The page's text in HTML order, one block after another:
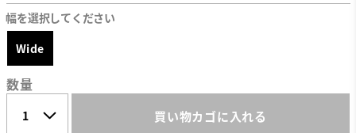
幅を選択してください
Wide
数量
買い物カゴに入れる